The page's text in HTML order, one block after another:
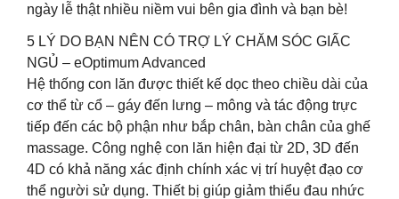
ngày lễ thật nhiều niềm vui bên gia đình và bạn bè!
5 LÝ DO BẠN NÊN CÓ TRỢ LÝ CHĂM SÓC GIẤC
NGỦ – eOptimum Advanced
Hệ thống con lăn được thiết kế dọc theo chiều dài của
cơ thể từ cổ – gáy đến lưng – mông và tác động trực
tiếp đến các bộ phận như bắp chân, bàn chân của ghế
massage. Công nghệ con lăn hiện đại từ 2D, 3D đến
4D có khả năng xác định chính xác vị trí huyệt đạo cơ
thể người sử dụng. Thiết bị giúp giảm thiểu đau nhức